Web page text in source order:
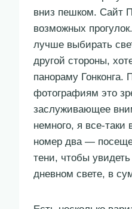
вниз пешком. Сайт
возможных
лучше выбирать
другой стороны,
панораму Гонконга.
фотографиям это
заслуживающее
немного, я все-таки
номер два —
тени, чтобы
дневном свете, в